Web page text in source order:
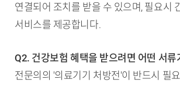
연결되어 조치를 받을 수 있으며, 필요시
서비스를 제공합니다.
Q2. 건강보험 혜택을 받으려면 어떤 서류
전문의의 '의료기기 처방전'이 반드시 필